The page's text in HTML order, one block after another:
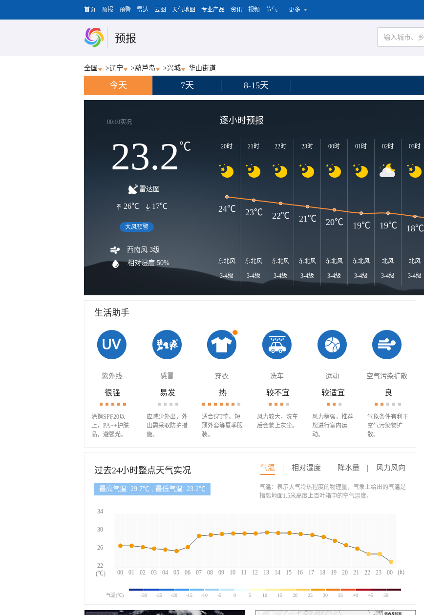
首页 预报 预警 雷达 云图 天气地图 专业产品 资讯 视频 节气 更多
预报
全国 >辽宁 >葫芦岛 >兴城 华山街道
今天 7天 8-15天
00:10实况
23.2℃
雷达图
26℃ 17℃
大风预警
西南风 3级
相对湿度 50%
逐小时预报
20时
东北风
3-4级
21时
东北风
3-4级
22时
东北风
3-4级
23时
东北风
3-4级
00时
东北风
3-4级
01时
东北风
3-4级
02时
北风
3-4级
03时
北风
3-4级
24℃ 23℃ 22℃ 21℃ 20℃ 19℃ 19℃ 18℃
生活助手
紫外线 感冒 穿衣 洗车 运动 空气污染扩散
很强
涂擦SPF20以
上，PA++护肤
品，避强光。
易发
应减少外出，外
出需采取防护措
施。
热
适合穿T恤、短
薄外套等夏季服
装。
较不宜
风力较大，洗车
后会蒙上灰尘。
较适宜
风力稍强，推荐
您进行室内运
动。
良
气象条件有利于
空气污染物扩
散。
过去24小时整点天气实况 气温 相对湿度 降水量 风力风向
最高气温: 29.7℃ , 最低气温: 23.2℃
00 01 02 03 04 05 06 07 08 09 10 11 12 13 14 15 16 17 18 19 20 21 22 23 00
34
30
26
22
(h)
(℃)
气温：表示大气冷热程度的物理量，气象上给出的气温是
指离地面1.5米高度上百叶箱中的空气温度。
气温(℃) -30 -25 -20 -15 -10 -5 0 5 10 15 20 25 30 35 40 45 50